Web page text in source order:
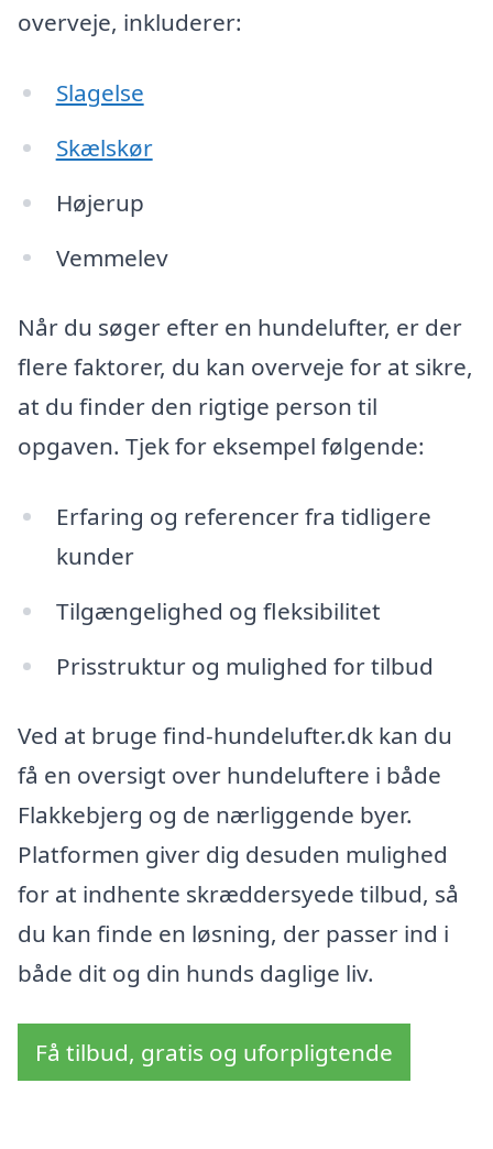
overveje, inkluderer:
Slagelse
Skælskør
Højerup
Vemmelev
Når du søger efter en hundelufter, er der
flere faktorer, du kan overveje for at sikre,
at du finder den rigtige person til
opgaven. Tjek for eksempel følgende:
Erfaring og referencer fra tidligere
kunder
Tilgængelighed og fleksibilitet
Prisstruktur og mulighed for tilbud
Ved at bruge find-hundelufter.dk kan du
få en oversigt over hundeluftere i både
Flakkebjerg og de nærliggende byer.
Platformen giver dig desuden mulighed
for at indhente skræddersyede tilbud, så
du kan finde en løsning, der passer ind i
både dit og din hunds daglige liv.
Få tilbud, gratis og uforpligtende